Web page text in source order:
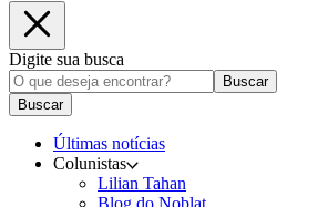
Digite sua busca
Buscar
Buscar
Últimas notícias
Colunistas
Lilian Tahan
Blog do Noblat